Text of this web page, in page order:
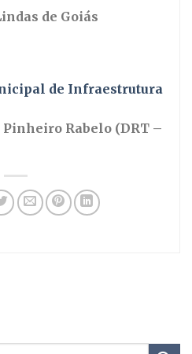
de Goiás
de Infraestrutura
Rabelo (DRT –